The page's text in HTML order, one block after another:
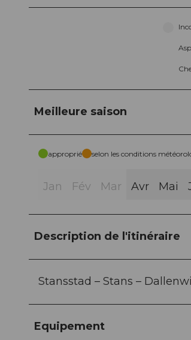
Meilleure saison
approprié selon les conditions
Jan Fév Mar Avr Mai
Description de l'itinéraire
Stansstad – Stans –
Equipement